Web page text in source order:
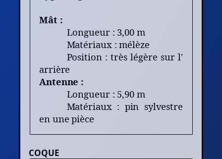
Mât :
Longueur : 3,00 m
Matériaux : mélèze
Position : très légère sur l'
arrière
Antenne :
Longueur : 5,90 m
Matériaux : pin sylvestre
en une pièce
COQUE